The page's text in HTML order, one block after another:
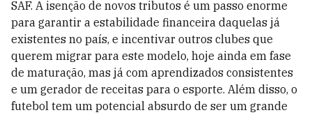
SAF. A isenção de novos tributos é um passo enorme
para garantir a estabilidade financeira daquelas já
existentes no país, e incentivar outros clubes que
querem migrar para este modelo, hoje ainda em fase
de maturação, mas já com aprendizados consistentes
e um gerador de receitas para o esporte. Além disso, o
futebol tem um potencial absurdo de ser um grande